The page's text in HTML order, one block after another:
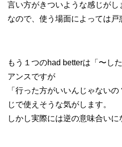
言い方がきついような感じがし
なので、使う場面によっては戸
もう１つのhad betterは「〜し
アンスですが
「行った方がいいんじゃない
じで使えそうな気がします。
しかし実際には逆の意味合いに